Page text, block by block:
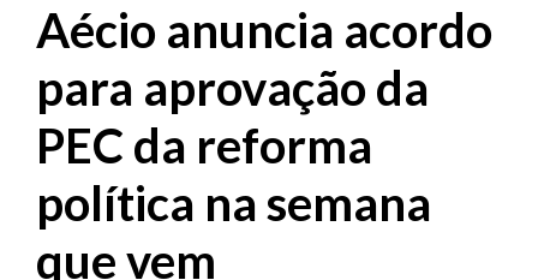
Aécio anuncia acordo
para aprovação da
PEC da reforma
política na semana
que vem